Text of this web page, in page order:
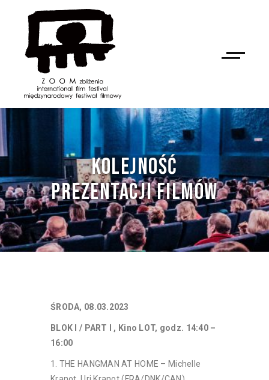
KOLEJNOŚĆ
PREZENTACJI FILMÓW
NAN
ŚRODA, 08.03.2023
BLOK I / PART I , Kino LOT, godz. 14:40 –
16:00
THE HANGMAN AT HOME – Michelle